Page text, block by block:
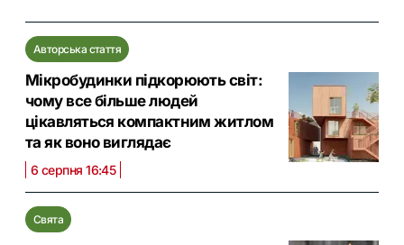
Авторська стаття
Мікробудинки підкорюють світ:
чому все більше людей
цікавляться компактним житлом
та як воно виглядає
6 серпня 16:45
Свята